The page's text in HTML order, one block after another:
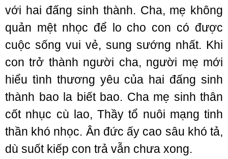
với hai đấng sinh thành. Cha, mẹ không
quản mệt nhọc để lo cho con có được
cuộc sống vui vẻ, sung sướng nhất. Khi
con trở thành người cha, người mẹ mới
hiểu tình thương yêu của hai đấng sinh
thành bao la biết bao. Cha mẹ sinh thân
cốt nhục cù lao, Thầy tổ nuôi mạng tinh
thần khó nhọc. Ân đức ấy cao sâu khó tả,
dù suốt kiếp con trả vẫn chưa xong.